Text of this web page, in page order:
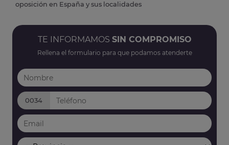
oposición en España y sus localidades
TE INFORMAMOS SIN COMPROMISO
Rellena el formulario para que podamos atenderte
0034